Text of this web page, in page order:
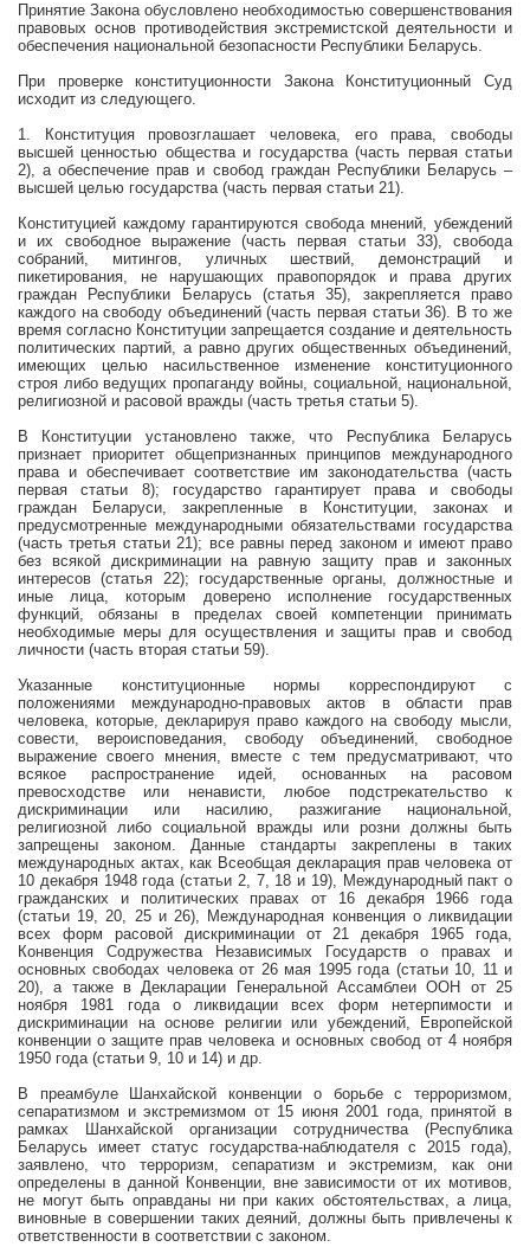
Принятие Закона обусловлено необходимостью совершенствования
правовых основ противодействия экстремистской деятельности и
обеспечения национальной безопасности Республики Беларусь.
При проверке конституционности Закона Конституционный Суд
исходит из следующего.
1. Конституция провозглашает человека, его права, свободы
высшей ценностью общества и государства (часть первая статьи
2), а обеспечение прав и свобод граждан Республики Беларусь –
высшей целью государства (часть первая статьи 21).
Конституцией каждому гарантируются свобода мнений, убеждений
и их свободное выражение (часть первая статьи 33), свобода
собраний, митингов, уличных шествий, демонстраций и
пикетирования, не нарушающих правопорядок и права других
граждан Республики Беларусь (статья 35), закрепляется право
каждого на свободу объединений (часть первая статьи 36). В то же
время согласно Конституции запрещается создание и деятельность
политических партий, а равно других общественных объединений,
имеющих целью насильственное изменение конституционного
строя либо ведущих пропаганду войны, социальной, национальной,
религиозной и расовой вражды (часть третья статьи 5).
В Конституции установлено также, что Республика Беларусь
признает приоритет общепризнанных принципов международного
права и обеспечивает соответствие им законодательства (часть
первая статьи 8); государство гарантирует права и свободы
граждан Беларуси, закрепленные в Конституции, законах и
предусмотренные международными обязательствами государства
(часть третья статьи 21); все равны перед законом и имеют право
без всякой дискриминации на равную защиту прав и законных
интересов (статья 22); государственные органы, должностные и
иные лица, которым доверено исполнение государственных
функций, обязаны в пределах своей компетенции принимать
необходимые меры для осуществления и защиты прав и свобод
личности (часть вторая статьи 59).
Указанные конституционные нормы корреспондируют с
положениями международно-правовых актов в области прав
человека, которые, декларируя право каждого на свободу мысли,
совести, вероисповедания, свободу объединений, свободное
выражение своего мнения, вместе с тем предусматривают, что
всякое распространение идей, основанных на расовом
превосходстве или ненависти,любое подстрекательство к
дискриминации или насилию, разжигание национальной,
религиозной либо социальной вражды или розни должны быть
запрещены законом. Данные стандарты закреплены в таких
международных актах, как Всеобщая декларация прав человека от
10 декабря 1948 года (статьи 2, 7, 18 и 19), Международный пакт о
гражданских и политических правах от 16 декабря 1966 года
(статьи 19, 20, 25 и 26), Международная конвенция о ликвидации
всех форм расовой дискриминации от 21 декабря 1965 года,
Конвенция Содружества Независимых Государств о правах и
основных свободах человека от 26 мая 1995 года (статьи 10, 11 и
20), а также в Декларации Генеральной Ассамблеи ООН от 25
ноября 1981 года о ликвидации всех форм нетерпимости и
дискриминации на основе религии или убеждений, Европейской
конвенции о защите прав человека и основных свобод от 4 ноября
1950 года (статьи 9, 10 и 14) и др.
В преамбуле Шанхайской конвенции о борьбе с терроризмом,
сепаратизмом и экстремизмом от 15 июня 2001 года, принятой в
рамках Шанхайской организации сотрудничества (Республика
Беларусь имеет статус государства-наблюдателя с 2015 года),
заявлено, что терроризм, сепаратизм и экстремизм, как они
определены в данной Конвенции, вне зависимости от их мотивов,
не могут быть оправданы ни при каких обстоятельствах, а лица,
виновные в совершении таких деяний, должны быть привлечены к
ответственности в соответствии с законом.